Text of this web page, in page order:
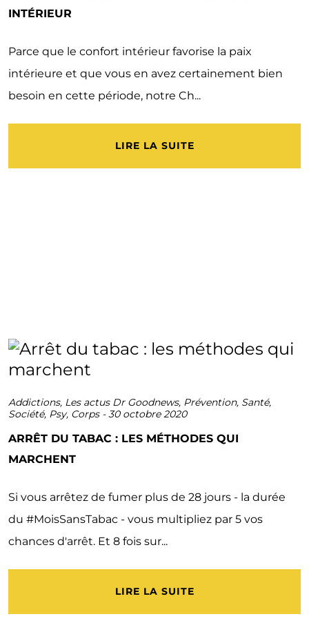
INTÉRIEUR
Parce que le confort intérieur favorise la paix
intérieure et que vous en avez certainement bien
besoin en cette période, notre Ch...
LIRE LA SUITE
Addictions, Les actus Dr Goodnews, Prévention, Santé,
Société, Psy, Corps-30 octobre 2020
ARRÊT DU TABAC : LES MÉTHODES QUI
MARCHENT
Si vous arrêtez de fumer plus de 28 jours - la durée
du #MoisSansTabac - vous multipliez par 5 vos
chances d'arrêt. Et 8 fois sur...
LIRE LA SUITE